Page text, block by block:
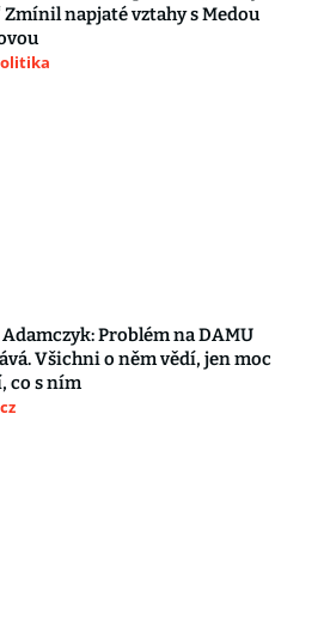
Zmínil napjaté vztahy s Medou
Problém na DAMU
Všichni o něm vědí, jen moc
co s ním